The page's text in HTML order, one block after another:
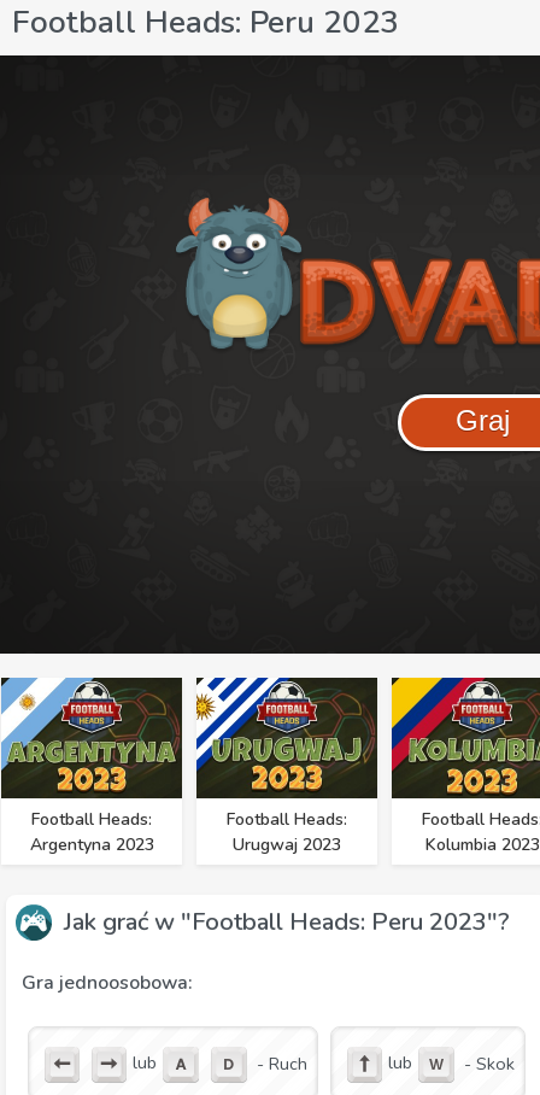
Football Heads: Peru 2023
Graj
Football Heads:
Argentyna 2023
Football Heads:
Urugwaj 2023
Football
Kolumbia 2023
Jak grać w "Football Heads: Peru 2023"?
Gra jednoosobowa:
lub - Ruch lub - Skok